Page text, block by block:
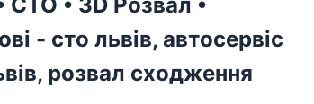
- сто львів, автосервіс
розвал сходження